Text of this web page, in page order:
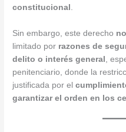
constitucional .
Sin embargo, este derecho
limitado por razones de
delito o interés general ,
penitenciario, donde la
justificada por el
garantizar el orden en los